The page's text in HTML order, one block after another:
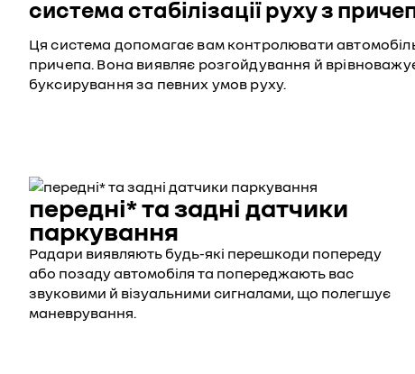
система стабілізації руху з
Ця система допомагає вам контролювати
причепа. Вона виявляє розгойдування й
буксирування за певних умов руху.
передні* та задні датчики
паркування
Радари виявляють будь-які перешкоди попереду
або позаду автомобіля та попереджають вас
звуковими й візуальними сигналами, що полегшує
маневрування.